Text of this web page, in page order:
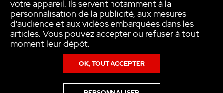
votre appareil. Ils servent notamment à la
personnalisation de la publicité, aux mesures
d'audience et aux vidéos embarquées dans les
articles. Vous pouvez accepter ou refuser à tout
moment leur dépôt.
OK, TOUT ACCEPTER